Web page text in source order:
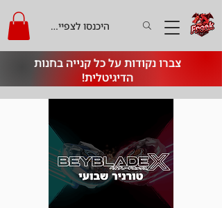
צברו נקודות על כל קנייה בחנות
הדיגיטלית!
היכנסו לצפייה בקרדיט